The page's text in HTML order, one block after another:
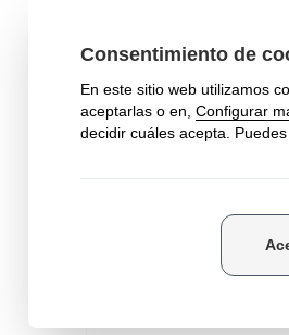
higiénico y sin
Filtración
Cada bolsa
aspiradora como
personas con
capacidad de